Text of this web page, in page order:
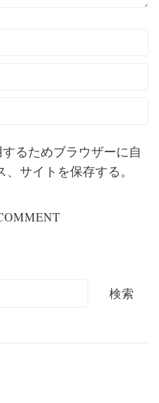
るためブラウザーに自
サイトを保存する。
検索